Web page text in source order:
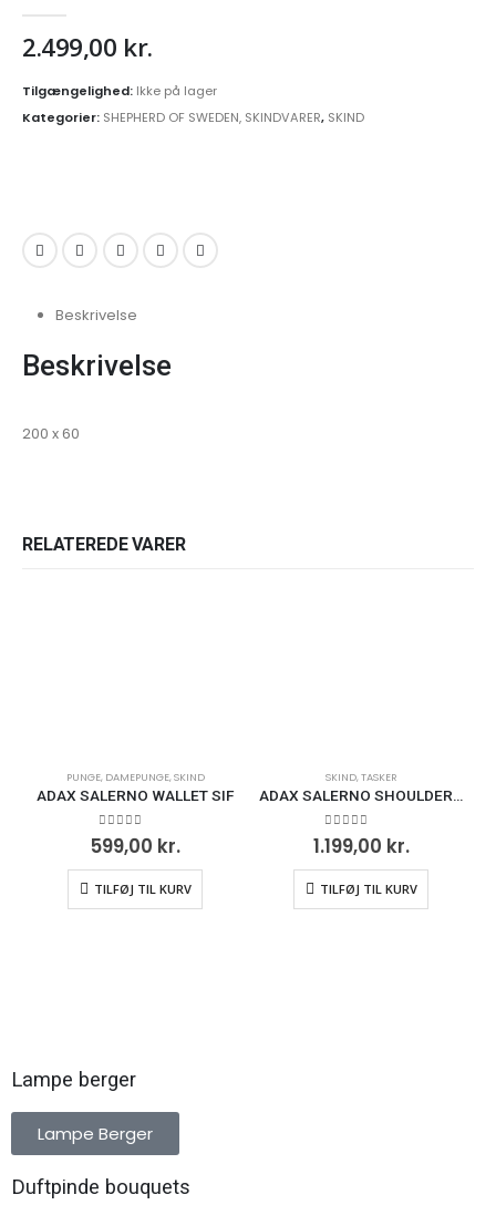
2.499,00 kr.
Tilgængelighed: Ikke på lager
Kategorier: SHEPHERD OF SWEDEN, SKINDVARER, SKIND
Beskrivelse
Beskrivelse
200 x 60
RELATEREDE VARER
PUNGE, DAMEPUNGE,SKIND
ADAX SALERNO WALLET SIF
0ud af 5
599,00 kr.
TILFØJ TIL KURV
SKIND,TASKER
ADAX SALERNO SHOULDER BAG LARA
0ud af 5
1.199,00 kr.
TILFØJ TIL KURV
Lampe berger
Lampe Berger
Duftpinde bouquets